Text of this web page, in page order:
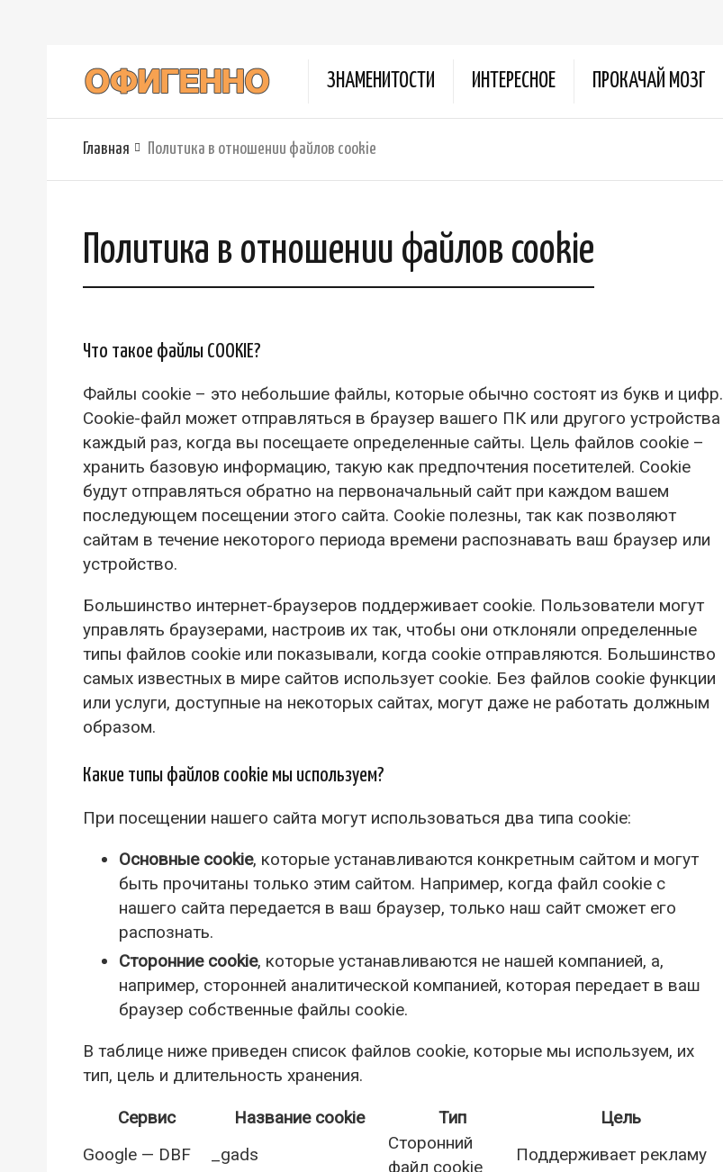
ЗНАМЕНИТОСТИ ИНТЕРЕСНОЕ ПРОКАЧАЙ МОЗГ
Главная Политика в отношении файлов cookie
Политика в отношении файлов cookie
Что такое файлы COOKIE?
Файлы cookie – это небольшие файлы, которые обычно состоят из букв и цифр.
Cookie-файл может отправляться в браузер вашего ПК или другого устройства
каждый раз, когда вы посещаете определенные сайты. Цель файлов cookie –
хранить базовую информацию, такую как предпочтения посетителей. Cookie
будут отправляться обратно на первоначальный сайт при каждом вашем
последующем посещении этого сайта. Cookie полезны, так как позволяют
сайтам в течение некоторого периода времени распознавать ваш браузер или
устройство.
Большинство интернет-браузеров поддерживает cookie. Пользователи могут
управлять браузерами, настроив их так, чтобы они отклоняли определенные
типы файлов cookie или показывали, когда cookie отправляются. Большинство
самых известных в мире сайтов использует cookie. Без файлов cookie функции
или услуги, доступные на некоторых сайтах, могут даже не работать должным
образом.
Какие типы файлов cookie мы используем?
При посещении нашего сайта могут использоваться два типа cookie:
Основные cookie, которые устанавливаются конкретным сайтом и могут
быть прочитаны только этим сайтом. Например, когда файл cookie с
нашего сайта передается в ваш браузер, только наш сайт сможет его
распознать.
Сторонние cookie, которые устанавливаются не нашей компанией, а,
например, сторонней аналитической компанией, которая передает в ваш
браузер собственные файлы cookie.
В таблице ниже приведен список файлов cookie, которые мы используем, их
тип, цель и длительность хранения.
Сервис Название cookie Тип
Цель
Google — DBF
_gads
Сторонний
файл cookie
Поддерживает рекламу